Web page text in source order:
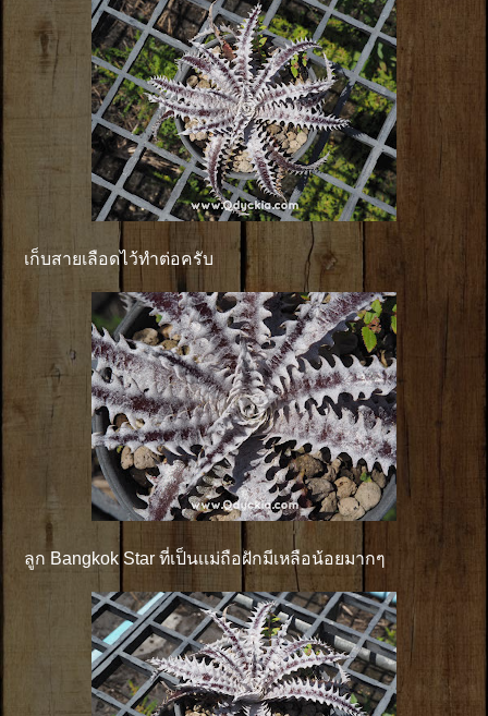
เก็บสายเลือดไว้ทำต่อครับ
ลูก Bangkok Star ที่เป็นเเม่ถือฝักมีเหลือน้อยมากๆ